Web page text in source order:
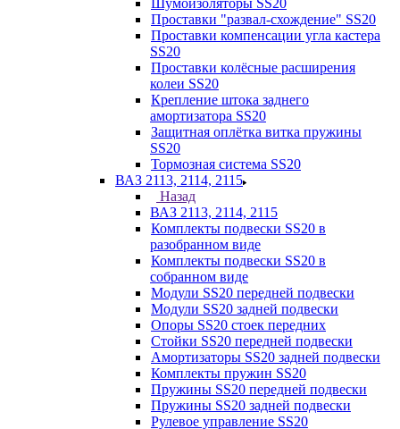
Шумоизоляторы SS20
Проставки "развал-схождение" SS20
Проставки компенсации угла кастера
SS20
Проставки колёсные расширения
колеи SS20
Крепление штока заднего
амортизатора SS20
Защитная оплётка витка пружины
SS20
Тормозная система SS20
ВАЗ 2113, 2114, 2115
Назад
ВАЗ 2113, 2114, 2115
Комплекты подвески SS20 в
разобранном виде
Комплекты подвески SS20 в
собранном виде
Модули SS20 передней подвески
Модули SS20 задней подвески
Опоры SS20 стоек передних
Стойки SS20 передней подвески
Амортизаторы SS20 задней подвески
Комплекты пружин SS20
Пружины SS20 передней подвески
Пружины SS20 задней подвески
Рулевое управление SS20